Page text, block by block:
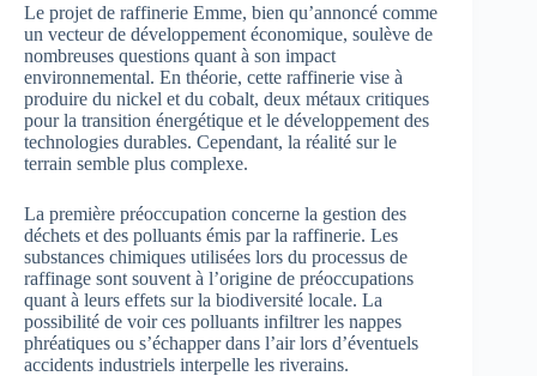
Le projet de raffinerie Emme, bien qu’annoncé comme
un vecteur de développement économique, soulève de
nombreuses questions quant à son impact
environnemental. En théorie, cette raffinerie vise à
produire du nickel et du cobalt, deux métaux critiques
pour la transition énergétique et le développement des
technologies durables. Cependant, la réalité sur le
terrain semble plus complexe.
La première préoccupation concerne la gestion des
déchets et des polluants émis par la raffinerie. Les
substances chimiques utilisées lors du processus de
raffinage sont souvent à l’origine de préoccupations
quant à leurs effets sur la biodiversité locale. La
possibilité de voir ces polluants infiltrer les nappes
phréatiques ou s’échapper dans l’air lors d’éventuels
accidents industriels interpelle les riverains.